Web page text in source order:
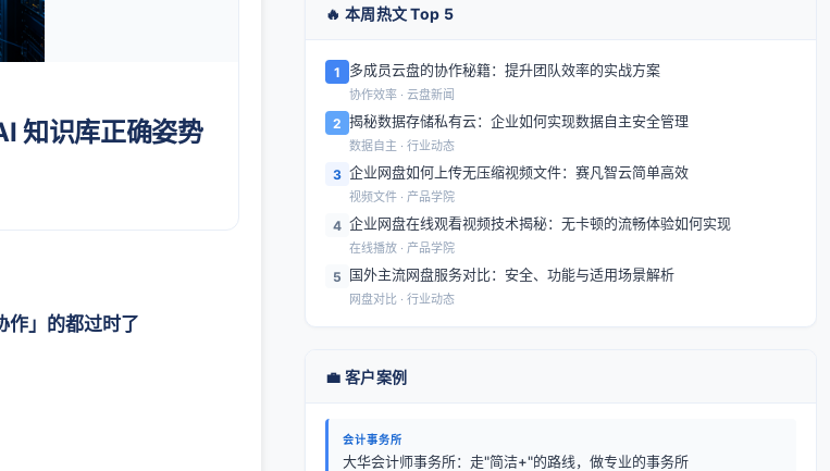
知识库正确姿势
作」的都过时了
🔥 本周热文 Top 5
1 多成员云盘的协作秘籍：提升团队效率的实战方案
协作效率 · 云盘新闻
2 揭秘数据存储私有云：企业如何实现数据自主安全管理
数据自主 · 行业动态
3 企业网盘如何上传无压缩视频文件：赛凡智云简单高效
视频文件 · 产品学院
4 企业网盘在线观看视频技术揭秘：无卡顿的流畅体验如何实现
在线播放 · 产品学院
5 国外主流网盘服务对比：安全、功能与适用场景解析
网盘对比 · 行业动态
💼 客户案例
会计事务所
大华会计师事务所：走"简洁+"的路线，做专业的事务所